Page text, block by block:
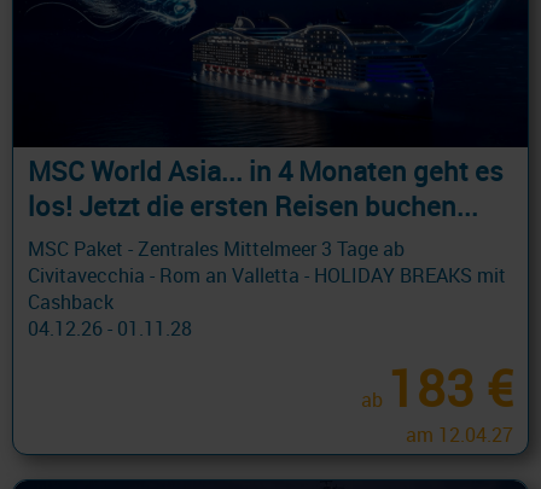
MSC World Asia... in 4 Monaten geht es
los! Jetzt die ersten Reisen buchen...
MSC Paket - Zentrales Mittelmeer 3 Tage ab
Civitavecchia - Rom an Valletta - HOLIDAY BREAKS mit
Cashback
04.12.26 - 01.11.28
ab 183 €
am 12.04.27